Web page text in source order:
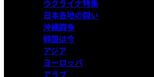
ウクライナ特集
日本各地の闘い
沖縄闘争
韓国は今
アジア
ヨーロッパ
アラブ